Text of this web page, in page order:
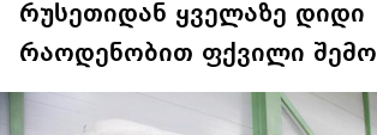
რუსეთიდან ყველაზე დიდი
რაოდენობით ფქვილი